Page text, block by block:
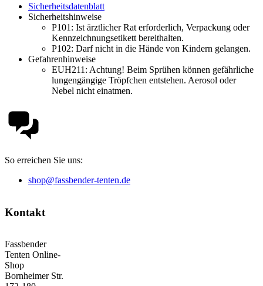
Sicherheitsdatenblatt
Sicherheitshinweise
P101: Ist ärztlicher Rat erforderlich, Verpackung oder
Kennzeichnungsetikett bereithalten.
P102: Darf nicht in die Hände von Kindern gelangen.
Gefahrenhinweise
EUH211: Achtung! Beim Sprühen können gefährliche
lungengängige Tröpfchen entstehen. Aerosol oder
Nebel nicht einatmen.
So erreichen Sie uns:
shop@fassbender-tenten.de
Kontakt
Fassbender
Tenten Online-
Shop
Bornheimer Str.